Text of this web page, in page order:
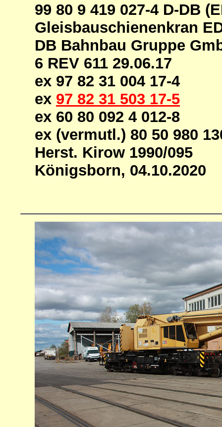
99 80 9 419 027-4 D-DB
Gleisbauschienenkran
DB Bahnbau Gruppe
6 REV 611 29.06.17
ex 97 82 31 004 17-4
ex 97 82 31 503 17-5
ex 60 80 092 4 012-8
ex (vermutl.) 80 50 980
Herst. Kirow 1990/095
Königsborn, 04.10.2020